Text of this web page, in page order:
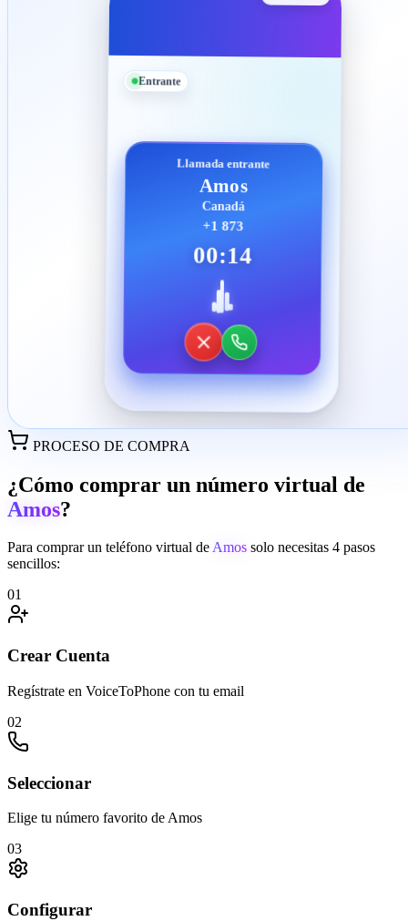
Entrante
Llamada entrante
Amos
Canadá
+1 873
00:14
PROCESO DE COMPRA
¿Cómo comprar un número virtual de
Amos?
Para comprar un teléfono virtual deAmos solo necesitas 4 pasos
sencillos:
01
Crear Cuenta
Regístrate en VoiceToPhone con tu email
02
Seleccionar
Elige tu número favorito de Amos
03
Configurar